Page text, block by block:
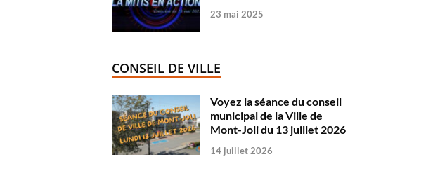
23 mai 2025
CONSEIL DE VILLE
Voyez la séance du conseil
municipal de la Ville de
Mont-Joli du 13 juillet 2026
14 juillet 2026